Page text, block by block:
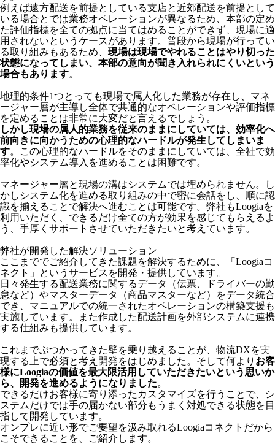
例えば遠方配送を前提としている支店と近郊配送を前提として
いる場合とでは業務オペレーションが異なるため、本部の定め
た評価指標を全ての拠点に当てはめることができず、現場に適
用されないというケースがあります。普段から現場が行ってい
る取り組みもあるため、 現場は現場でやれることはやり切った
状態になってしまい、本部の意向が聞き入れられにくいという
場合もあります。
地理的条件1つとっても現場で属人化した業務が存在し、マネ
ージャー層が主導し全体で共通的なオペレーションや評価指標
を定めることは非常に大変だと言えるでしょう。
しかし現場の属人的業務を従来のままにしていては、効率化へ
前向きに向かうための心理的なハードルが発生してしまいま
す。この心理的なハードルをそのままにしていては、全社で効
率化やシステム導入を進めることは困難です。
マネージャー層と現場の溝はシステムでは埋められません。し
かしシステム化を進める取り組みの中で密に会話をし、順に認
識を揃えることで解決へ進むことは可能です。弊社もLoogiaを
利用いただく、できるだけ全ての方が効果を感じてもらえるよ
う、手厚くサポートさせていただきたいと考えています。
弊社が開発した解決ソリューション
ここまででご紹介してきた課題を解決するために、「Loogiaコ
ネクト」というサービスを開発・提供しています。
日々発生する配送業務に関するデータ（伝票、ドライバーの勤
怠など）やマスターデータ（商品マスターなど）をデータ統合
でき、マニュアルでの統一されたオペレーションの構築支援も
実施しています。また作成した配送計画を外部システムに連携
する仕組みも提供しています。
これまでぶつかってきた壁を乗り越えることが、物流DXを実
現する上で必須と考え開発をはじめました。そして何より お客
様にLoogiaの価値を最大限活用していただきたいという思いか
ら、開発を進めるようになりました。
できるだけお客様に寄り添ったカスタマイズを行うことで、シ
ステムだけでは手の届かない部分もうまく対処できる状態を目
指して開発しています。
オンプレに近い形でご要望を汲み取れるLoogiaコネクトだから
こそできることを、ご紹介します。